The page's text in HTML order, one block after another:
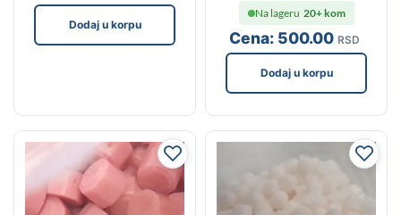
Dodaj u korpu
Cena: 500.00 RSD
Na lageru 20+ kom
Dodaj u korpu